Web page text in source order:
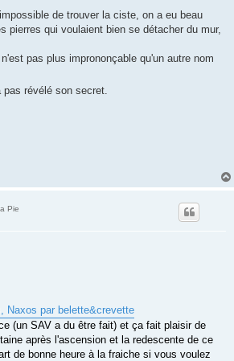
de trouver la ciste, on a eu beau
pierres qui voulaient bien se détacher du mur,
pas plus imprononçable qu'un autre nom
pas révélé son secret.
Pie
Naxos par belette&crevette
(un SAV a du être fait) et ça fait plaisir de
après l'ascension et la redescente de ce
de bonne heure à la fraiche si vous voulez